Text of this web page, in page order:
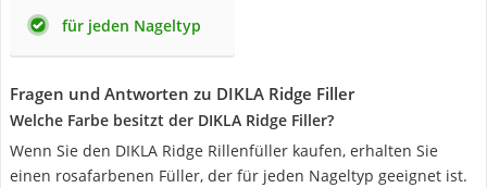
für jeden Nageltyp
Fragen und Antworten zu DIKLA Ridge Filler
Welche Farbe besitzt der DIKLA Ridge Filler?
Wenn Sie den DIKLA Ridge Rillenfüller kaufen, erhalten Sie
einen rosafarbenen Füller, der für jeden Nageltyp geeignet ist.